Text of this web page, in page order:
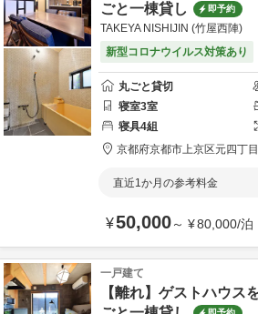
ごと一棟貸し
即予約
TAKEYA NISHIJIN (竹屋西陣)
新型コロナウイルス対策あり
丸ごと貸切
寝室3室
寝具4組
京都府京都市上京区元四丁
直近1か月の参考料金
¥50,000～ ¥80,000/泊
一戸建て
【離れ】ゲストハウス